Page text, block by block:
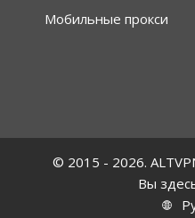
Мобильные прокси
© 2015 - 2026.
Вы